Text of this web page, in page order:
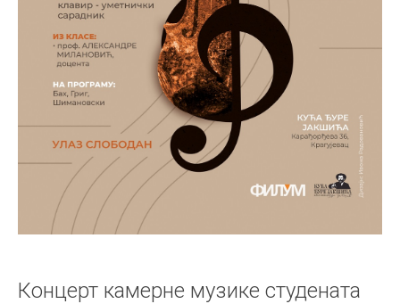
Концерт камерне музике студената